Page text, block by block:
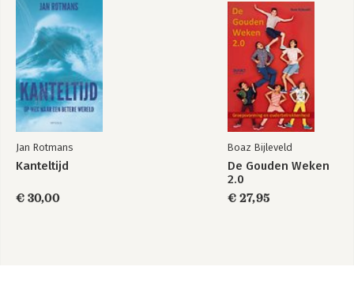
Jan Rotmans
Kanteltijd
€ 30,00
Boaz Bijleveld
De Gouden Weken
2.0
€ 27,95